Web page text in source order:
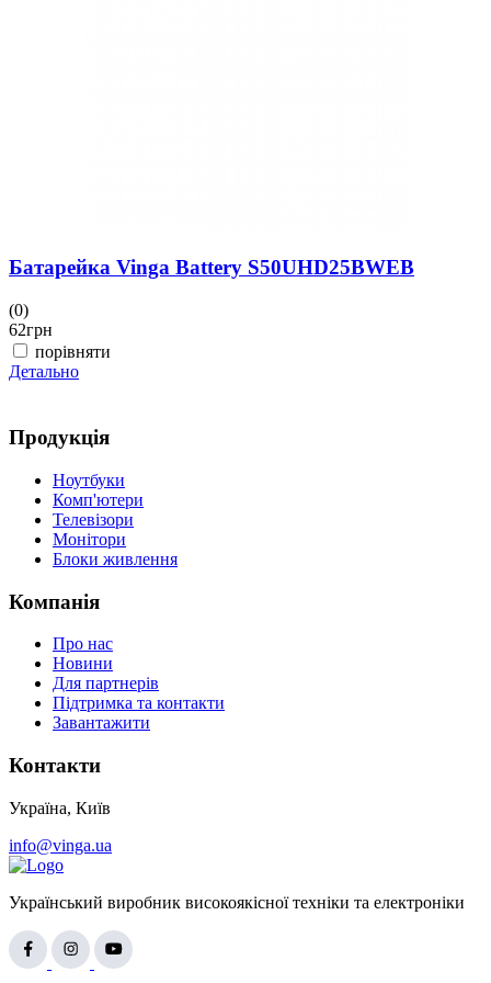
Батарейка Vinga Battery S50UHD25BWEB
(0)
62грн
порівняти
Детально
Продукція
Ноутбуки
Комп'ютери
Телевізори
Монітори
Блоки живлення
Компанія
Про нас
Новини
Для партнерів
Підтримка та контакти
Завантажити
Контакти
Україна, Київ
info@vinga.ua
Український виробник високоякісної техніки та електроніки